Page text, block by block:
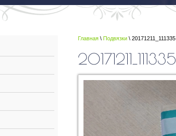
Главная \ Подвязки \ 20171211_111335
20171211_111335